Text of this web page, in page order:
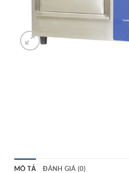
MÔ TẢ ĐÁNH GIÁ (0)